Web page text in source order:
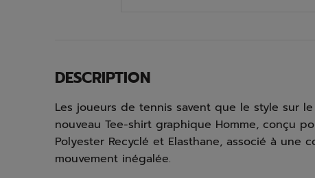
DESCRIPTION
Les joueurs de tennis savent que le style sur
nouveau Tee-shirt graphique Homme, conçu
Polyester Recyclé et Elasthane, associé à
mouvement inégalée.